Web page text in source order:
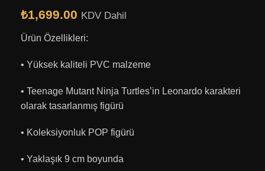
₺1,699.00 KDV Dahil
Ürün Özellikleri:
• Yüksek kaliteli PVC malzeme
• Teenage Mutant Ninja Turtles’in Leonardo karakteri
olarak tasarlanmış figürü
• Koleksiyonluk POP figürü
• Yaklaşık 9 cm boyunda